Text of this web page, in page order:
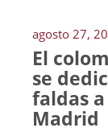
agosto 27,
El
se
faldas
Madrid